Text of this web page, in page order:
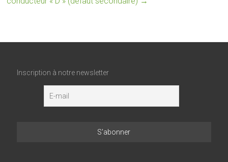
Inscription à notre newsletter